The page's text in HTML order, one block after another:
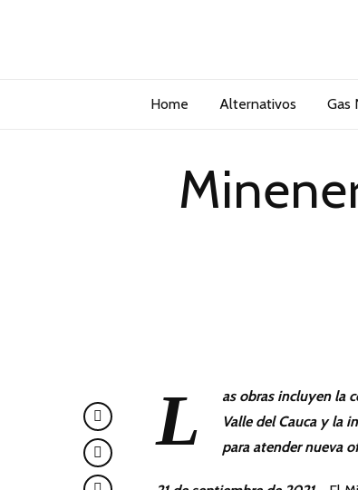
Home Alternativos Gas
L
as obras incluyen la
Valle del Cauca y la
para atender nueva